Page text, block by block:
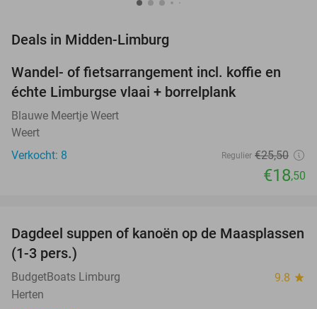
Deals in Midden-Limburg
27%
TODAY
Wandel- of fietsarrangement incl. koffie en
échte Limburgse vlaai + borrelplank
Blauwe Meertje Weert
Weert
Verkocht: 8
Regulier €25,50
€18,50
43%
Dagdeel suppen of kanoën op de Maasplassen
(1-3 pers.)
BudgetBoats Limburg 9.8 star
Herten